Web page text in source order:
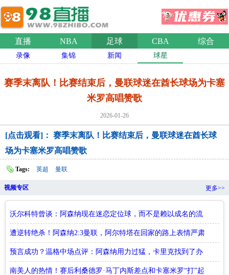
直播 NBA 足球 CBA 综合
录像 集锦 新闻 球星
赛季末离队！比赛结束后，曼联球迷在酋长球场为卡塞
米罗高唱赞歌
2026-01-26
[点击观看]： 赛季末离队！比赛结束后，曼联球迷在酋长球
场为卡塞米罗高唱赞歌
Tags: 英超 曼联
视频专区 更多>>
沃尔科特曾谈：阿森纳现在迷恋定位球，而不是赖以成名的流
畅足球
遭逆转绝杀！阿森纳2:3曼联，阿尔特塔在回家的路上表情严肃
预言成功？温格中场点评：阿森纳用力过猛，卡里克找到了办
法！
南美人的热情！赛后利桑德罗·马丁内斯差点和卡塞米罗“打”起